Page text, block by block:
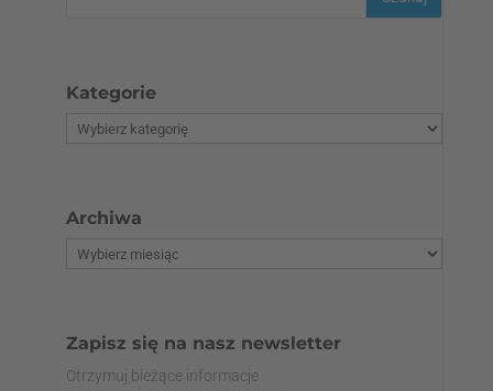
Kategorie
Archiwa
Zapisz się na nasz newsletter
Otrzymuj bieżące informacje